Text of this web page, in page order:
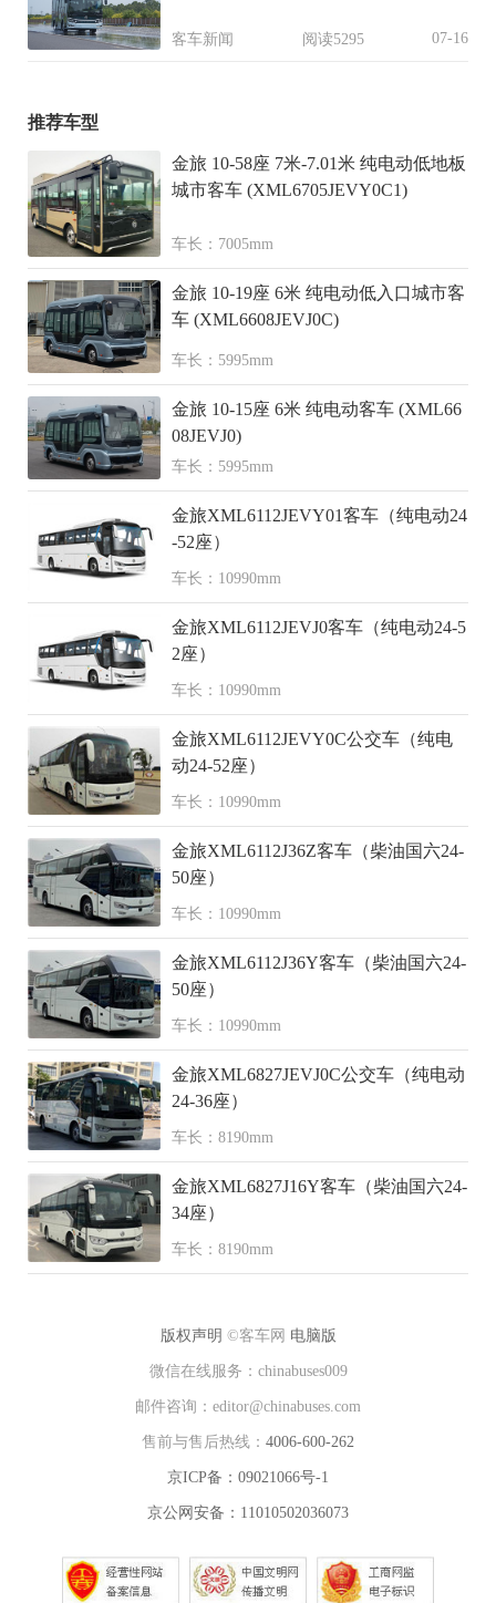
客车新闻 阅读5295 07-16
推荐车型
金旅 10-58座 7米-7.01米 纯电动低地板
城市客车 (XML6705JEVY0C1)
车长：7005mm
金旅 10-19座 6米 纯电动低入口城市客
车 (XML6608JEVJ0C)
车长：5995mm
金旅 10-15座 6米 纯电动客车 (XML66
08JEVJ0)
车长：5995mm
金旅XML6112JEVY01客车（纯电动24
-52座）
车长：10990mm
金旅XML6112JEVJ0客车（纯电动24-5
2座）
车长：10990mm
金旅XML6112JEVY0C公交车（纯电
动24-52座）
车长：10990mm
金旅XML6112J36Z客车（柴油国六24-
50座）
车长：10990mm
金旅XML6112J36Y客车（柴油国六24-
50座）
车长：10990mm
金旅XML6827JEVJ0C公交车（纯电动
24-36座）
车长：8190mm
金旅XML6827J16Y客车（柴油国六24-
34座）
车长：8190mm
版权声明 ©客车网 电脑版
微信在线服务：chinabuses009
邮件咨询：editor@chinabuses.com
售前与售后热线： 4006-600-262
京ICP备：09021066号-1
京公网安备：11010502036073